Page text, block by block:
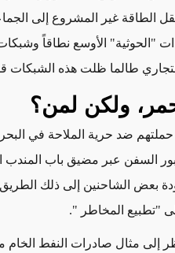
الطاقة غير المشروع إلى
"الحوثية" الأوسع نطاقاً
طالما ظلت هذه الشبكات
ولكن لمن؟
ضد حرية الملاحة في
لا يزال إجمالي عبور السفن عبر مضيق باب
على الرغم من عودة بعض الشاحنين إلى ذلك
"تطبيع المخاطر ".
إلى مثال صادرات النفط